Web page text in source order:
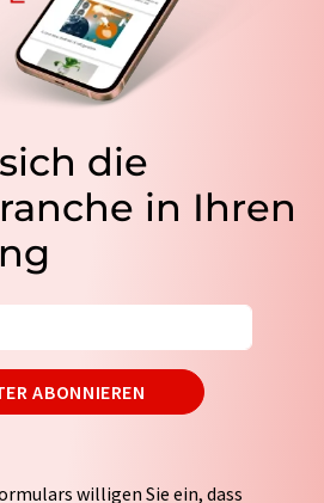
die
in Ihren
ABONNIEREN
willigen Sie ein, dass